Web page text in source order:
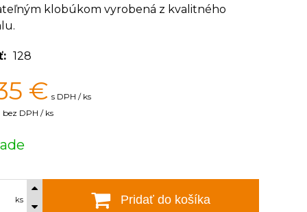
klobúkom vyrobená z kvalitného
128
€ s DPH / ks
bez DPH / ks
ks Pridať do košíka